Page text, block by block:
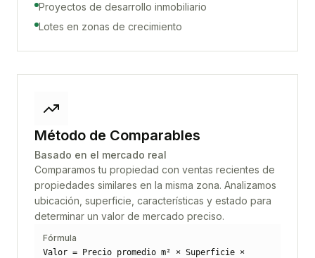
Proyectos de desarrollo inmobiliario
Lotes en zonas de crecimiento
Método de Comparables
Basado en el mercado real
Comparamos tu propiedad con ventas recientes de
propiedades similares en la misma zona. Analizamos
ubicación, superficie, características y estado para
determinar un valor de mercado preciso.
Fórmula
Valor = Precio promedio m² × Superficie ×